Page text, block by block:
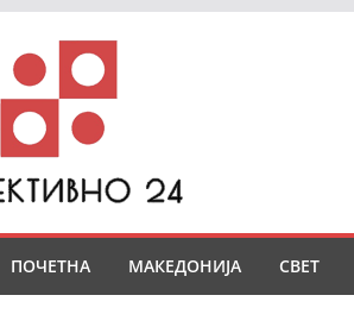
ПОЧЕТНА МАКЕДОНИЈА СВЕТ